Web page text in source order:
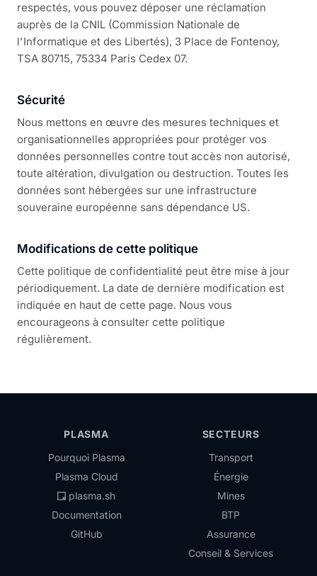
respectés, vous pouvez déposer une réclamation
auprès de la CNIL (Commission Nationale de
l'Informatique et des Libertés), 3 Place de Fontenoy,
TSA 80715, 75334 Paris Cedex 07.
Sécurité
Nous mettons en œuvre des mesures techniques et
organisationnelles appropriées pour protéger vos
données personnelles contre tout accès non autorisé,
toute altération, divulgation ou destruction. Toutes les
données sont hébergées sur une infrastructure
souveraine européenne sans dépendance US.
Modifications de cette politique
Cette politique de confidentialité peut être mise à jour
périodiquement. La date de dernière modification est
indiquée en haut de cette page. Nous vous
encourageons à consulter cette politique
régulièrement.
PLASMA
Pourquoi Plasma
Plasma Cloud
plasma.sh
Documentation
GitHub
SECTEURS
Transport
Énergie
Mines
BTP
Assurance
Conseil & Services